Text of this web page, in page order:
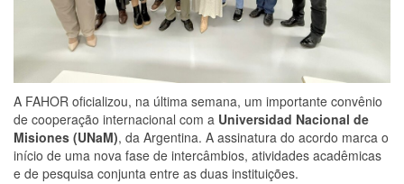
A FAHOR oficializou, na última semana, um importante convênio
de cooperação internacional com a Universidad Nacional de
Misiones (UNaM), da Argentina. A assinatura do acordo marca o
início de uma nova fase de intercâmbios, atividades acadêmicas
e de pesquisa conjunta entre as duas instituições.